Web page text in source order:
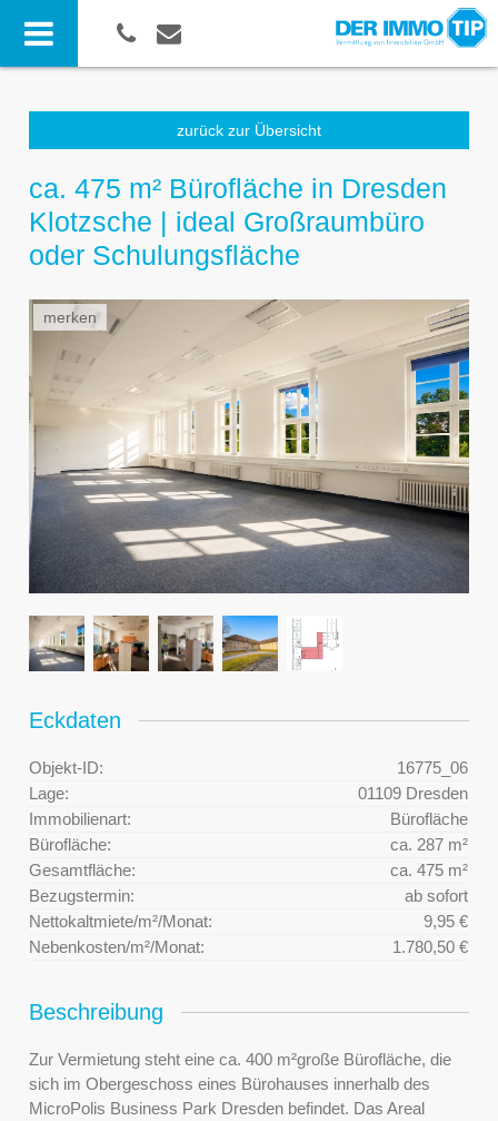
zurück zur Übersicht
ca. 475 m² Bürofläche in Dresden
Klotzsche | ideal Großraumbüro
oder Schulungsfläche
merken
Eckdaten
Objekt-ID:
16775_06
Lage:
01109 Dresden
Immobilienart:
Bürofläche
Bürofläche:
ca. 287 m²
Gesamtfläche:
ca. 475 m²
Bezugstermin:
ab sofort
Nettokaltmiete/m²/Monat:
9,95 €
Nebenkosten/m²/Monat:
1.780,50 €
Beschreibung
Zur Vermietung steht eine ca. 400 m²große Bürofläche, die
sich im Obergeschoss eines Bürohauses innerhalb des
MicroPolis Business Park Dresden befindet. Das Areal